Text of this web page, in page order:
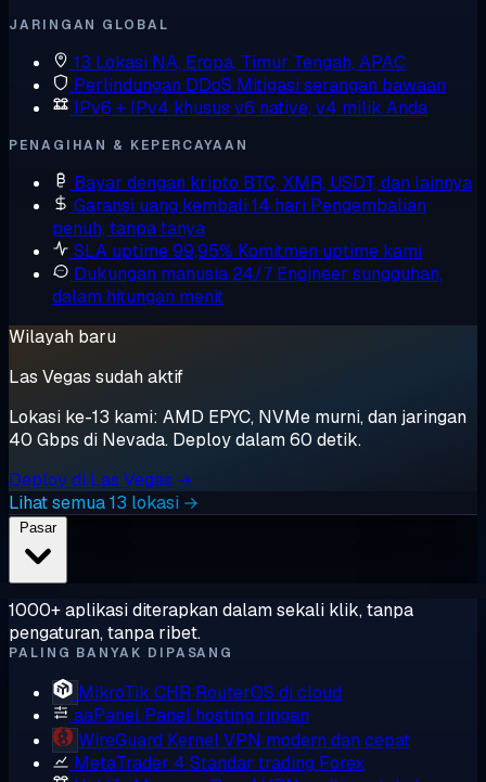
JARINGAN GLOBAL
13 Lokasi NA, Eropa, Timur Tengah, APAC
Perlindungan DDoS Mitigasi serangan bawaan
IPv6 + IPv4 khusus v6 native, v4 milik Anda
PENAGIHAN & KEPERCAYAAN
Bayar dengan kripto BTC, XMR, USDT, dan lainnya
Garansi uang kembali 14 hari Pengembalian
penuh, tanpa tanya
SLA uptime 99,95% Komitmen uptime kami
Dukungan manusia 24/7 Engineer sungguhan,
dalam hitungan menit
Wilayah baru
Las Vegas sudah aktif
Lokasi ke-13 kami: AMD EPYC, NVMe murni, dan jaringan
40 Gbps di Nevada. Deploy dalam 60 detik.
Deploy di Las Vegas →
Lihat semua 13 lokasi →
Pasar
1000+ aplikasi diterapkan dalam sekali klik, tanpa
pengaturan, tanpa ribet.
PALING BANYAK DIPASANG
MikroTik CHR RouterOS di cloud
aaPanel Panel hosting ringan
WireGuard Kernel VPN modern dan cepat
MetaTrader 4 Standar trading Forex